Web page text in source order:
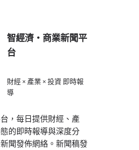
智經濟・商業新聞平
台
財經 × 產業 × 投資 即時報
導
，每日提供財經、產
的即時報導與深度分
聞發佈網絡。新聞稿發